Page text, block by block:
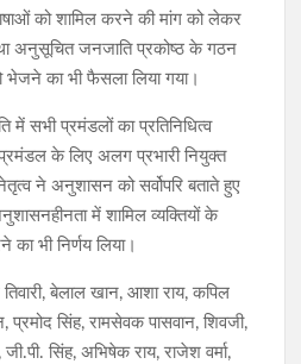
को शामिल करने की मांग को लेकर
अनुसूचित जनजाति प्रकोष्ठ के गठन
भेजने का भी फैसला लिया गया।
में सभी प्रमंडलों का प्रतिनिधित्व
के लिए अलग प्रभारी नियुक्त
ने अनुशासन को सर्वोपरि बताते हुए
अनुशासनहीनता में शामिल व्यक्तियों के
भी निर्णय लिया।
बेलाल खान, आशा राय, कपिल
प्रमोद सिंह, रामसेवक पासवान, शिवजी,
सिंह, अभिषेक राय, राजेश वर्मा,